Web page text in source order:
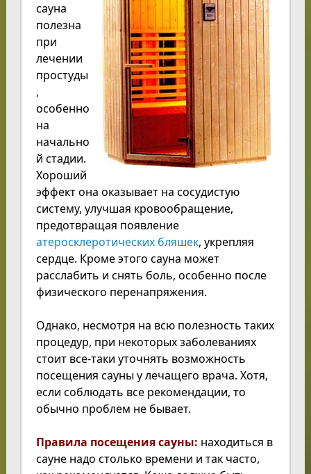
сауна
полезна
при
лечении
простуды
,
особенно
на
начально
й стадии.
Хороший
эффект она оказывает на сосудистую
систему, улучшая кровообращение,
предотвращая появление
атеросклеротических бляшек, укрепляя
сердце. Кроме этого сауна может
расслабить и снять боль, особенно после
физического перенапряжения.
Однако, несмотря на всю полезность таких
процедур, при некоторых заболеваниях
стоит все-таки уточнять возможность
посещения сауны у лечащего врача. Хотя,
если соблюдать все рекомендации, то
обычно проблем не бывает.
Правила посещения сауны: находиться в
сауне надо столько времени и так часто,